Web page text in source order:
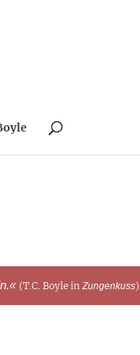
(T.C. Boyle in Zungenkuss)